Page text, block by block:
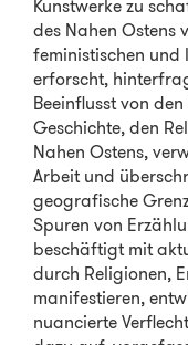
Kunstwerke zu
des Nahen Ostens
feministischen und
erforscht,
Beeinflusst von
Geschichte, den
Nahen Ostens,
Arbeit und
geografische
Spuren von
beschäftigt mit
durch Religionen,
manifestieren,
nuancierte